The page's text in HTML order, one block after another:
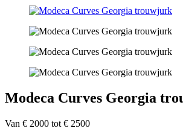
Modeca Curves Georgia
Van € 2000 tot € 2500